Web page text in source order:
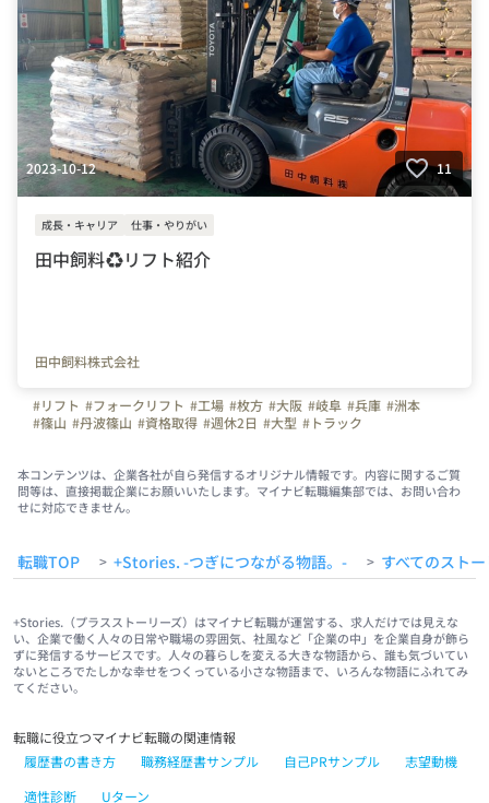
2023-10-12 11
成長・キャリア 仕事・やりがい
田中飼料♻️リフト紹介
田中飼料株式会社
#リフト #フォークリフト #工場 #枚方 #大阪 #岐阜 #兵庫 #洲本
#篠山 #丹波篠山 #資格取得 #週休2日 #大型 #トラック
本コンテンツは、企業各社が自ら発信するオリジナル情報です。内容に関するご質
問等は、直接掲載企業にお願いいたします。マイナビ転職編集部では、お問い合わ
せに対応できません。
転職TOP > +Stories. -つぎにつながる物語。- > すべてのスト
+Stories.（プラスストーリーズ）はマイナビ転職が運営する、求人だけでは見えな
い、企業で働く人々の日常や職場の雰囲気、社風など「企業の中」を企業自身が飾ら
ずに発信するサービスです。人々の暮らしを変える大きな物語から、誰も気づいてい
ないところでたしかな幸せをつくっている小さな物語まで、いろんな物語にふれてみ
てください。
転職に役立つマイナビ転職の関連情報
履歴書の書き方
職務経歴書サンプル 自己PRサンプル
志望動機
適性診断
Uターン